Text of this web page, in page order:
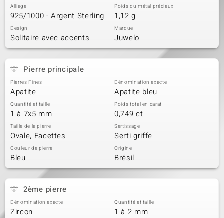
Alliage
925/1000 - Argent Sterling
Poids du métal précieux
1,12 g
Design
Solitaire avec accents
Marque
Juwelo
Pierre principale
Pierres Fines
Apatite
Dénomination exacte
Apatite bleu
Quantité et taille
1 à 7x5 mm
Poids total en carat
0,749 ct
Taille de la pierre
Ovale, Facettes
Sertissage
Serti griffe
Couleur de pierre
Bleu
Origine
Brésil
2ème pierre
Dénomination exacte
Zircon
Quantité et taille
1 à 2 mm